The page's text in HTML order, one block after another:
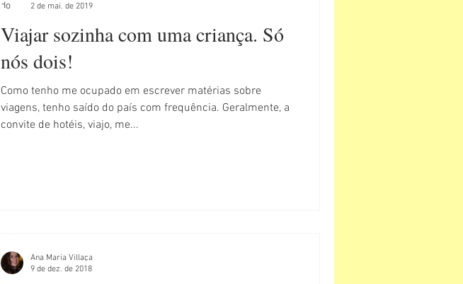
Viajar sozinha com uma criança. Só
nós dois!
Como tenho me ocupado em escrever matérias sobre
viagens, tenho saído do país com frequência. Geralmente, a
convite de hotéis, viajo, me...
2 de mai. de 2019
Ana Maria Villaça
9 de dez. de 2018